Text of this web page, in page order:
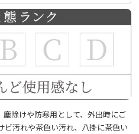
除けや防寒用として、外出時にご
汚れや茶色い汚れ、八掛に茶色い